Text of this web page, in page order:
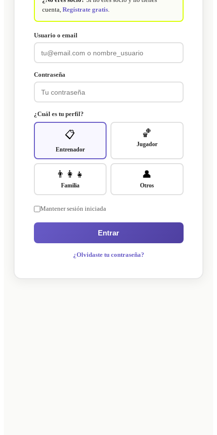
cuenta, Regístrate gratis
Usuario o email
Contraseña
¿Cuál es tu perfil?
📋
Entrenador
🏀
Jugador
👨‍👩‍👧
Familia
👤
Otros
Mantener sesión iniciada
Entrar
¿Olvidaste tu contraseña?